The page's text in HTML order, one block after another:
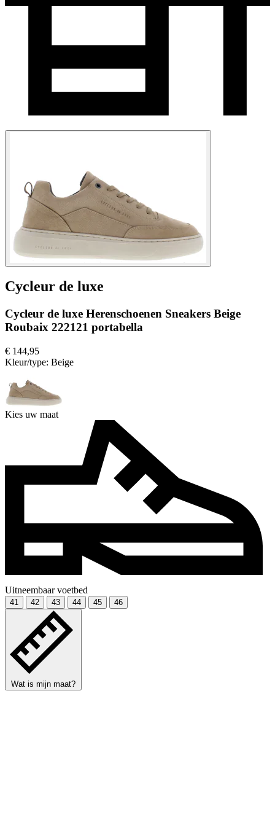
Cycleur de luxe
Cycleur de luxe Herenschoenen Sneakers Beige
Roubaix 222121 portabella
€ 144,95
Kleur/type: Beige
Kies uw maat
Uitneembaar voetbed
41 42 43 44 45 46
Wat is mijn maat?